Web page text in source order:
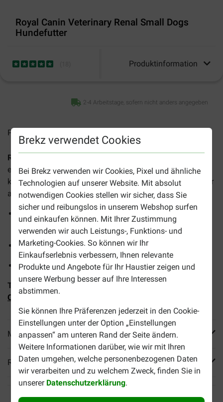
Brekz verwendet Cookies
Bei Brekz verwenden wir Cookies, Pixel und ähnliche
Technologien auf unserer Website. Mit absolut
notwendigen Cookies stellen wir sicher, dass Sie
sicher und reibungslos in unserem Webshop surfen
und einkaufen können. Mit Ihrer Zustimmung
verwenden wir auch Leistungs-, Funktions- und
Marketing-Cookies. So können wir Ihr
Einkaufserlebnis verbessern, Ihnen relevante
Produkte und Angebote für Ihr Haustier zeigen und
unsere Werbung besser auf Ihre Interessen
abstimmen.
Sie können Ihre Präferenzen jederzeit in den Cookie-
Einstellungen unter der Option „Einstellungen
anpassen“ am unteren Rand der Seite ändern.
Weitere Informationen darüber, wie wir mit Ihren
Daten umgehen, welche personenbezogenen Daten
wir verarbeiten und zu welchem Zweck, finden Sie in
unserer Datenschutzerklärung.
Royal Canin Veterinary Renal Small Dogs
Hundefutter
Produktinformation
2-4 Arbeitstage, sofern nicht anders angegeben
Preise inkl. MwSt zzgl.
Royal Canin Veterinary Renal Small Dogs Hundefutter
ein tierärztliches Spezialfutter für erwachsene Hunde
kleiner Rassen, das die Nierenfunktion bei chronischer oder
akuter Niereninsuffizienz gezielt unterstützt.
Moderater Phosphorgehalt kombiniert mit EPA- und
DHA-Fettsäuren
Unterstützt die Nierenfunktion
Kleine, leicht zu kauende Brocken
Tipp: Kombinieren Sie dieses Trockenfutter mit
Canin Veterinary Renal Nassfutter
Mehr Produktinfos
Reviews